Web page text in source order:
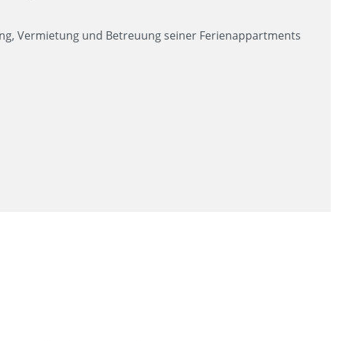
Vermietung und Betreuung seiner Ferienappartments